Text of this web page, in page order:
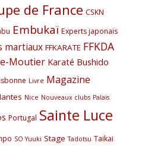
de France CSKN
Embukaï Experts japonais
martiaux FFKARATE FFKDA
Moutier Karaté Bushido
Livre Magazine
Nice Nouveaux clubs Palais
Portugal Sainte Luce
SO Yuuki Stage Tadotsu Taikai